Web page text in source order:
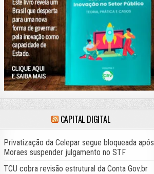
CAPITAL DIGITAL
Privatização da Celepar segue bloqueada após
Moraes suspender julgamento no STF
TCU cobra revisão estrutural da Conta Gov.br